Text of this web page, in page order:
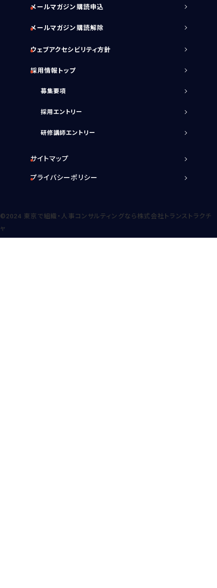
サイトマップ
プライバシーポリシー
メールマガジン購読申込
メールマガジン購読解除
ウェブアクセシビリティ方針
採用情報トップ
募集要項
採用エントリー
研修講師エントリー
©2024 東京で組織・人事コンサルティングなら株式会社トランストラクチ
ャ